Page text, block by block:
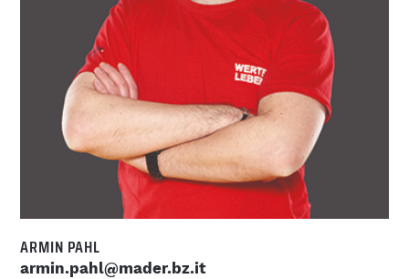
ARMIN PAHL
armin.pahl@mader.bz.it